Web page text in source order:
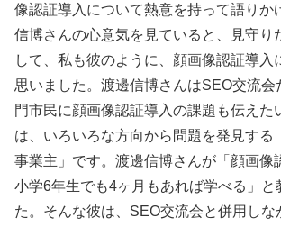
像認証導入について熱意を持って語りか
信博さんの心意気を見ていると、見守り
して、私も彼のように、顔画像認証導入
思いました。渡邊信博さんはSEO交流会
門市民に顔画像認証導入の課題も伝えた
は、いろいろな方向から問題を発見する
事業主」です。渡邊信博さんが「顔画像
小学6年生でも4ヶ月もあれば学べる」と
た。そんな彼は、SEO交流会と併用しな